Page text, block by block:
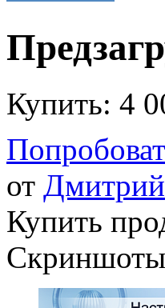
Купить: 4
от
Купить
Скриншоты